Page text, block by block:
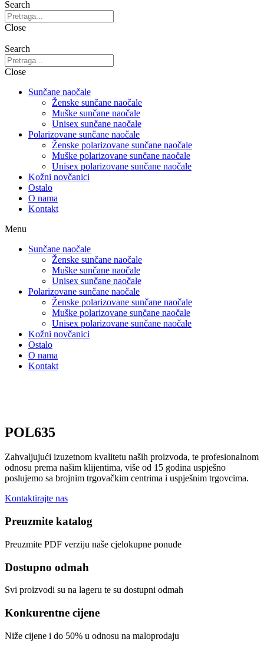
Search
Close
Search
Close
Sunčane naočale
Ženske sunčane naočale
Muške sunčane naočale
Unisex sunčane naočale
Polarizovane sunčane naočale
Ženske polarizovane sunčane naočale
Muške polarizovane sunčane naočale
Unisex polarizovane sunčane naočale
Kožni novčanici
Ostalo
O nama
Kontakt
Menu
Sunčane naočale
Ženske sunčane naočale
Muške sunčane naočale
Unisex sunčane naočale
Polarizovane sunčane naočale
Ženske polarizovane sunčane naočale
Muške polarizovane sunčane naočale
Unisex polarizovane sunčane naočale
Kožni novčanici
Ostalo
O nama
Kontakt
POL635
Zahvaljujući izuzetnom kvalitetu naših proizvoda, te profesionalnom
odnosu prema našim klijentima, više od 15 godina uspješno
poslujemo sa brojnim trgovačkim centrima i uspješnim trgovcima.
Kontaktirajte nas
Preuzmite katalog
Preuzmite PDF verziju naše cjelokupne ponude
Dostupno odmah
Svi proizvodi su na lageru te su dostupni odmah
Konkurentne cijene
Niže cijene i do 50% u odnosu na maloprodaju